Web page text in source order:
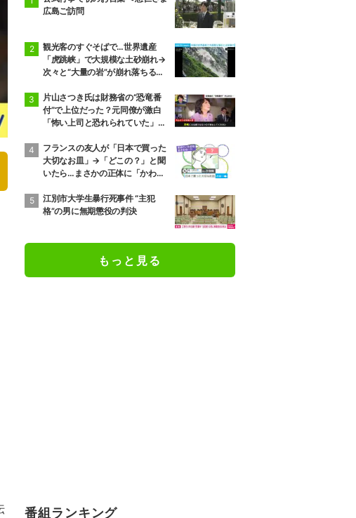
広島ご訪問
観光客のすぐそばで…世界遺産
「虎跳峡」で大規模な土砂崩れ→
次々と“大量の岩”が崩れ落ちる瞬
片山さつき氏は財務省の“恐竜番
付”で上位だった？元同僚が激白
「怖い上司と恐れられていた」
フランスの友人が「日本で買った
大切なお皿」→「どこの？」と聞
いたら…まさかの正体に「かわい
江別市大学生暴行死事件 “主犯
格”の男に無期懲役の判決
もっと見る
番組ランキング